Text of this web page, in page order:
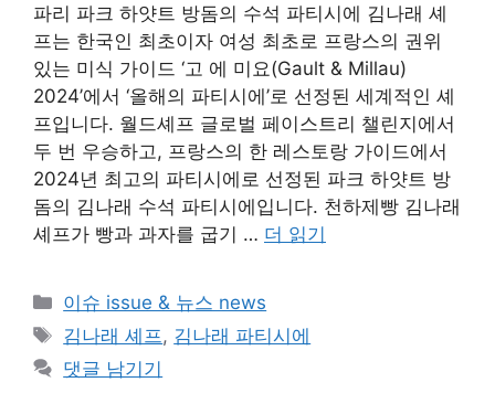
파리 파크 하얏트 방돔의 수석 파티시에 김나래 셰
프는 한국인 최초이자 여성 최초로 프랑스의 권위
있는 미식 가이드 ‘고 에 미요(Gault & Millau)
2024’에서 ‘올해의 파티시에’로 선정된 세계적인 셰
프입니다. 월드셰프 글로벌 페이스트리 챌린지에서
두 번 우승하고, 프랑스의 한 레스토랑 가이드에서
2024년 최고의 파티시에로 선정된 파크 하얏트 방
돔의 김나래 수석 파티시에입니다. 천하제빵 김나래
셰프가 빵과 과자를 굽기 … 더 읽기
카
테
고
리
이슈 issue & 뉴스 news
태
그
김나래 셰프 , 김나래 파티시에
댓글 남기기